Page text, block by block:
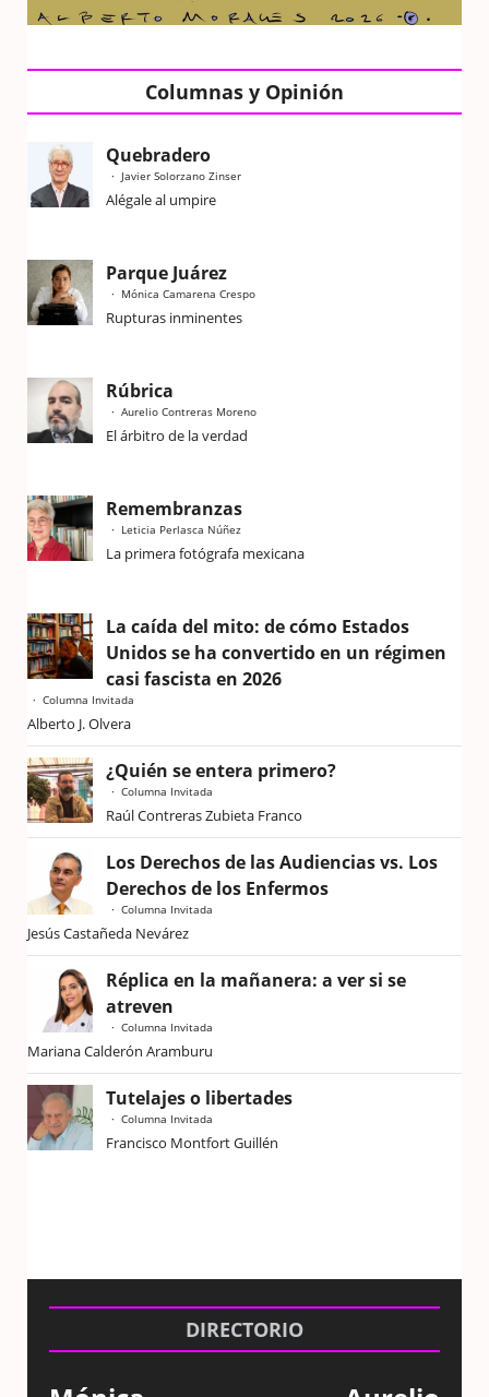
Columnas y Opinión
Quebradero
Javier Solorzano Zinser
Alégale al umpire
Parque Juárez
Mónica Camarena Crespo
Rupturas inminentes
Rúbrica
Aurelio Contreras Moreno
El árbitro de la verdad
Remembranzas
Leticia Perlasca Núñez
La primera fotógrafa mexicana
La caída del mito: de cómo Estados
Unidos se ha convertido en un régimen
casi fascista en 2026
Columna Invitada
Alberto J. Olvera
¿Quién se entera primero?
Columna Invitada
Raúl Contreras Zubieta Franco
Los Derechos de las Audiencias vs. Los
Derechos de los Enfermos
Columna Invitada
Jesús Castañeda Nevárez
Réplica en la mañanera: a ver si se
atreven
Columna Invitada
Mariana Calderón Aramburu
Tutelajes o libertades
Columna Invitada
Francisco Montfort Guillén
DIRECTORIO